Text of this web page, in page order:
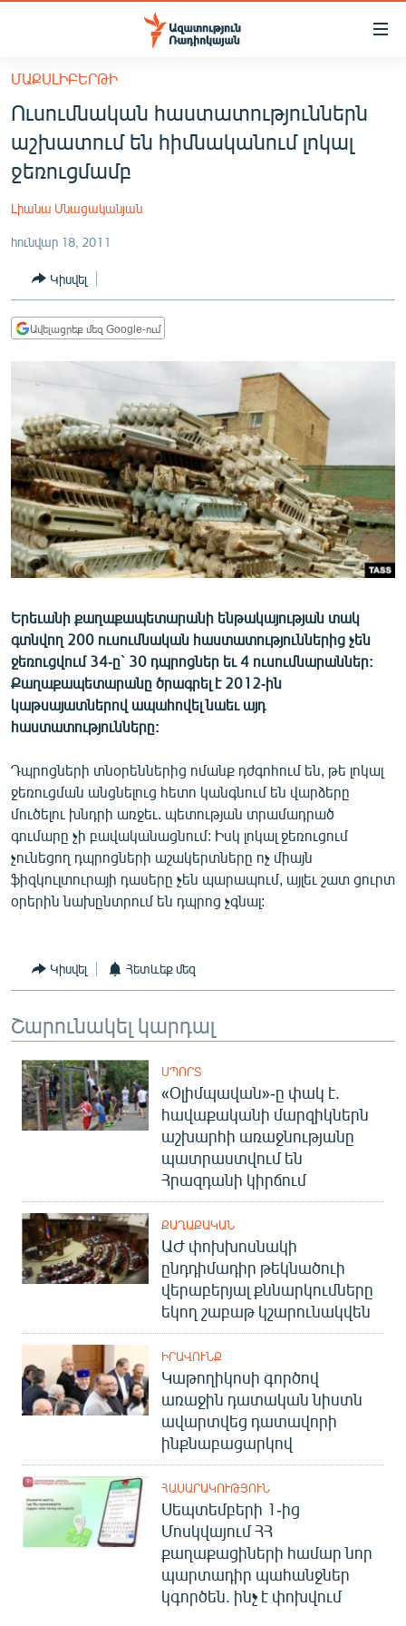
Մատչելիության
հիմնական
բովանդակությանը
Անցնել
հիմնական
մենյուին
ՔԱՂԱՔԱԿԱՆ
ՏՆՏԵՍՈՒԹՅՈՒՆ
ՂԱՐԱԲԱՂ
ՏԱՐԱԾԱՇՐՋԱՆ
ՄԻՋԱԶԳԱՅԻՆ
ՄՇԱԿՈՒՅԹ
ՍՊՈՐՏ
ՄԵԿՆԱԲԱՆՈՒԹՅՈՒՆ
ՏՏ ԵՒ ԻՆՏԵՐՆԵՏ
ԱՐԽԻՎ
ՏԵՍԱՆՅՈՒԹԵՐ
ԲԱՆԱՎԵՃ
ՁԳՏԵԼՈՎ ԼԱՎԱԳՈՒՅՆԻՆ
Հայերեն
English
Русский
ՀԵՏԵՎԵՔ ՄԵԶ
«Ազատության» բոլոր կայքերը
ՄԱՔՍԼԻԲԵՐԹԻ
Ուսումնական հաստատություններն
աշխատում են հիմնականում լոկալ
ջեռուցմամբ
Լիանա Մնացականյան
հունվար 18, 2011
Կիսվել
Ավելացրեք մեզ Google-ում
Երեւանի քաղաքապետարանի ենթակայության տակ
գտնվող 200 ուսումնական հաստատություններից չեն
ջեռուցվում 34-ը` 30 դպրոցներ եւ 4 ուսումնարաններ:
Քաղաքապետարանը ծրագրել է 2012-ին
կաթսայատներով ապահովել նաեւ այդ
հաստատությունները:
Դպրոցների տնօրեններից ոմանք դժգոհում են, թե լոկալ
ջեռուցման անցնելուց հետո կանգնում են վարձերը
մուծելու խնդրի առջեւ. պետության տրամադրած
գումարը չի բավականացնում: Իսկ լոկալ ջեռուցում
չունեցող դպրոցների աշակերտները ոչ միայն
ֆիզկուլտուրայի դասերը չեն պարապում, այլեւ շատ ցուրտ
օրերին նախընտրում են դպրոց չգնալ:
Կիսվել Հետևեք մեզ
Շարունակել կարդալ
ՍՊՈՐՏ
«Օլիմպավան»-ը փակ է.
հավաքականի մարզիկներն
աշխարհի առաջնությանը
պատրաստվում են
Հրազդանի կիրճում
ՔԱՂԱՔԱԿԱՆ
ԱԺ փոխխոսնակի
ընդդիմադիր թեկնածուի
վերաբերյալ քննարկումները
եկող շաբաթ կշարունակվեն
ԻՐԱՎՈՒՆՔ
Կաթողիկոսի գործով
առաջին դատական նիստն
ավարտվեց դատավորի
ինքնաբացարկով
ՀԱՍԱՐԱԿՈՒԹՅՈՒՆ
Սեպտեմբերի 1-ից
Մոսկվայում ՀՀ
քաղաքացիների համար նոր
պարտադիր պահանջներ
կգործեն. ինչ է փոխվում